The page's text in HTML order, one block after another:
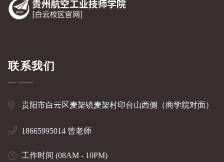
联系我们
贵阳市白云区麦架镇麦架村印台山西侧（商学院对面）
18665995014 曾老师
工作时间 (08AM - 10PM)